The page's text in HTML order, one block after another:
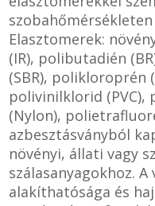
Elasztomerek:
(IR), polibutadién
(SBR), polikloroprén
polivinilklorid (PVC),
(Nylon),
azbesztásványból
növényi, állati vagy
szálasanyagokhoz.
alakíthatósága és